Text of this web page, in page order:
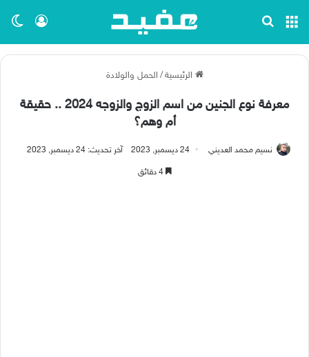
تسجيل القائمة
الرئيسية / الحمل والولادة
معرفة نوع الجنين من اسم الزوج والزوجه 2024 .. حقيقة
أم وهم؟
نسيم محمد العديني 24 ديسمبر, 2023 آخر تحديث: 24 ديسمبر, 2023
4 دقائق